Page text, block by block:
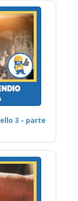
3 - parte